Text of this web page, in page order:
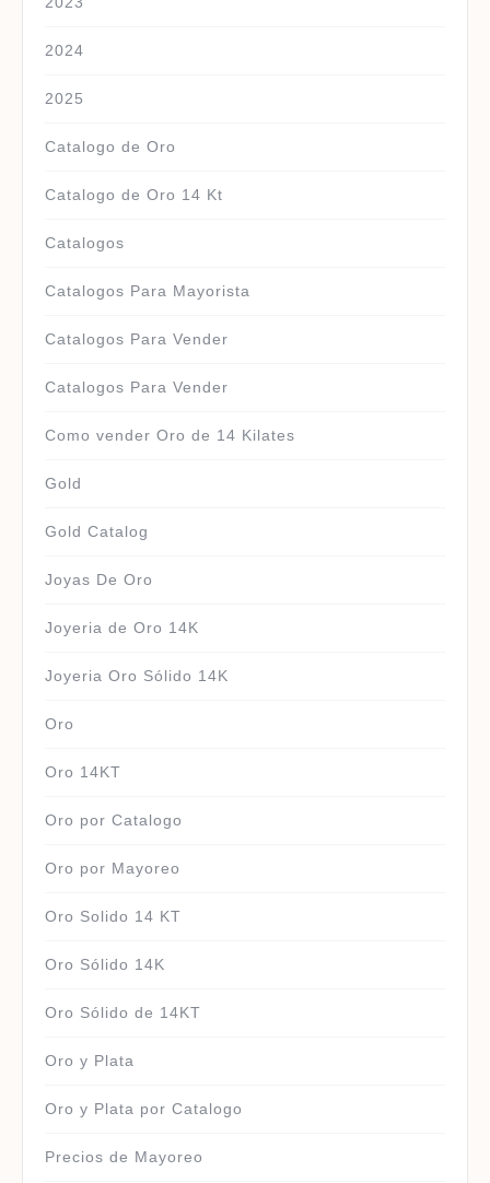
2024
2025
Catalogo de Oro
Catalogo de Oro 14 Kt
Catalogos
Catalogos Para Mayorista
Catalogos Para Vender
Catalogos Para Vender
Como vender Oro de 14 Kilates
Gold
Gold Catalog
Joyas De Oro
Joyeria de Oro 14K
Joyeria Oro Sólido 14K
Oro
Oro 14KT
Oro por Catalogo
Oro por Mayoreo
Oro Solido 14 KT
Oro Sólido 14K
Oro Sólido de 14KT
Oro y Plata
Oro y Plata por Catalogo
Precios de Mayoreo